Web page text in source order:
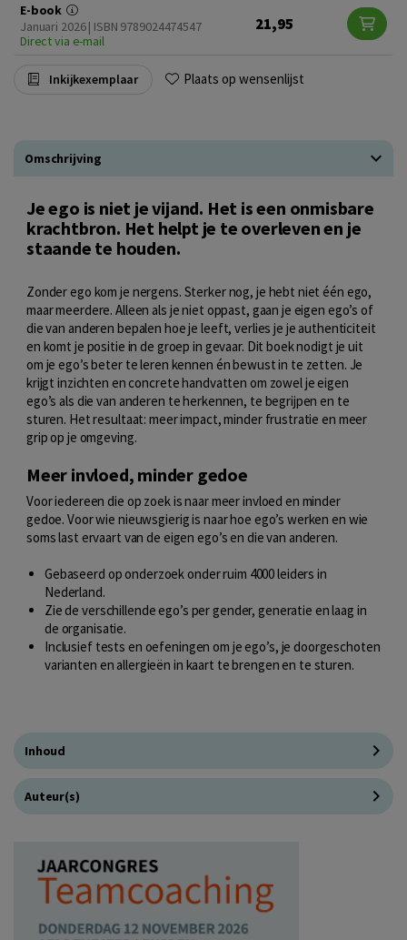
E-book
Januari 2026 | ISBN 9789024474547
Direct via e-mail
21,95
Inkijkexemplaar Plaats op wensenlijst
Omschrijving
Je ego is niet je vijand. Het is een onmisbare
krachtbron. Het helpt je te overleven en je
staande te houden.
Zonder ego kom je nergens. Sterker nog, je hebt niet één ego,
maar meerdere. Alleen als je niet oppast, gaan je eigen ego’s of
die van anderen bepalen hoe je leeft, verlies je je authenticiteit
en komt je positie in de groep in gevaar. Dit boek nodigt je uit
om je ego’s beter te leren kennen én bewust in te zetten. Je
krijgt inzichten en concrete handvatten om zowel je eigen
ego’s als die van anderen te herkennen, te begrijpen en te
sturen. Het resultaat: meer impact, minder frustratie en meer
grip op je omgeving.
Meer invloed, minder gedoe
Voor iedereen die op zoek is naar meer invloed en minder
gedoe. Voor wie nieuwsgierig is naar hoe ego’s werken en wie
soms last ervaart van de eigen ego’s en die van anderen.
Gebaseerd op onderzoek onder ruim 4000 leiders in
Nederland.
Zie de verschillende ego’s per gender, generatie en laag in
de organisatie.
Inclusief tests en oefeningen om je ego’s, je doorgeschoten
varianten en allergieën in kaart te brengen en te sturen.
Inhoud
Auteur(s)